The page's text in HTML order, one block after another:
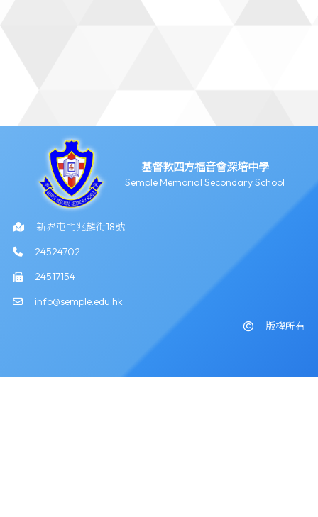
基督教四方福音會深培中學
Semple Memorial Secondary School
新界屯門兆麟街18號
24524702
24517154
info@semple.edu.hk
版權所有